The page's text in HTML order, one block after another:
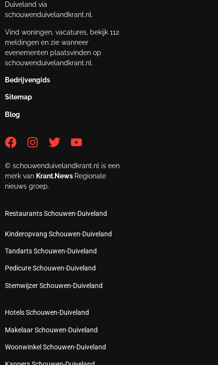
Duiveland via
schouwenduivelandkrant.nl.
Vind woningen, vacatures, bekijk 112
meldingen en zie wanneer
evenementen plaatsvinden op
schouwenduivelandkrant.nl.
Bedrijvengids
Sitemap
Blog
© schouwenduivelandkrant.nl is een
merk van Krant.News Regionale
nieuws groep.
Restaurants Schouwen-Duiveland
Kinderopvang Schouwen-Duiveland
Tandarts Schouwen-Duiveland
Pedicure Schouwen-Duiveland
Stemwijzer Schouwen-Duiveland
Hotels Schouwen-Duiveland
Makelaar Schouwen-Duiveland
Woonwinkel Schouwen-Duiveland